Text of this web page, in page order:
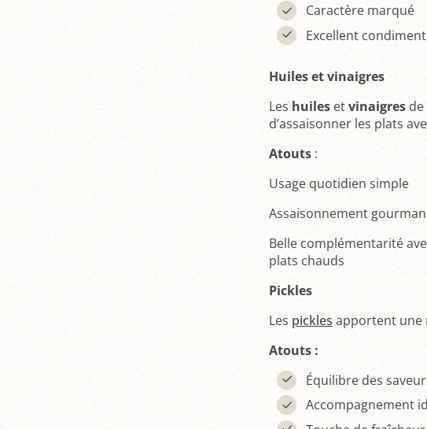
Caractère marqué
Excellent
Huiles et vinaigres
Les huiles etvinaigres
d’assaisonner les plats
Atouts :
Usage quotidien simple
Assaisonnement
Belle complémentarité
plats chauds
Pickles
Les pickles apportent une
Atouts :
Équilibre des
Accompagnement